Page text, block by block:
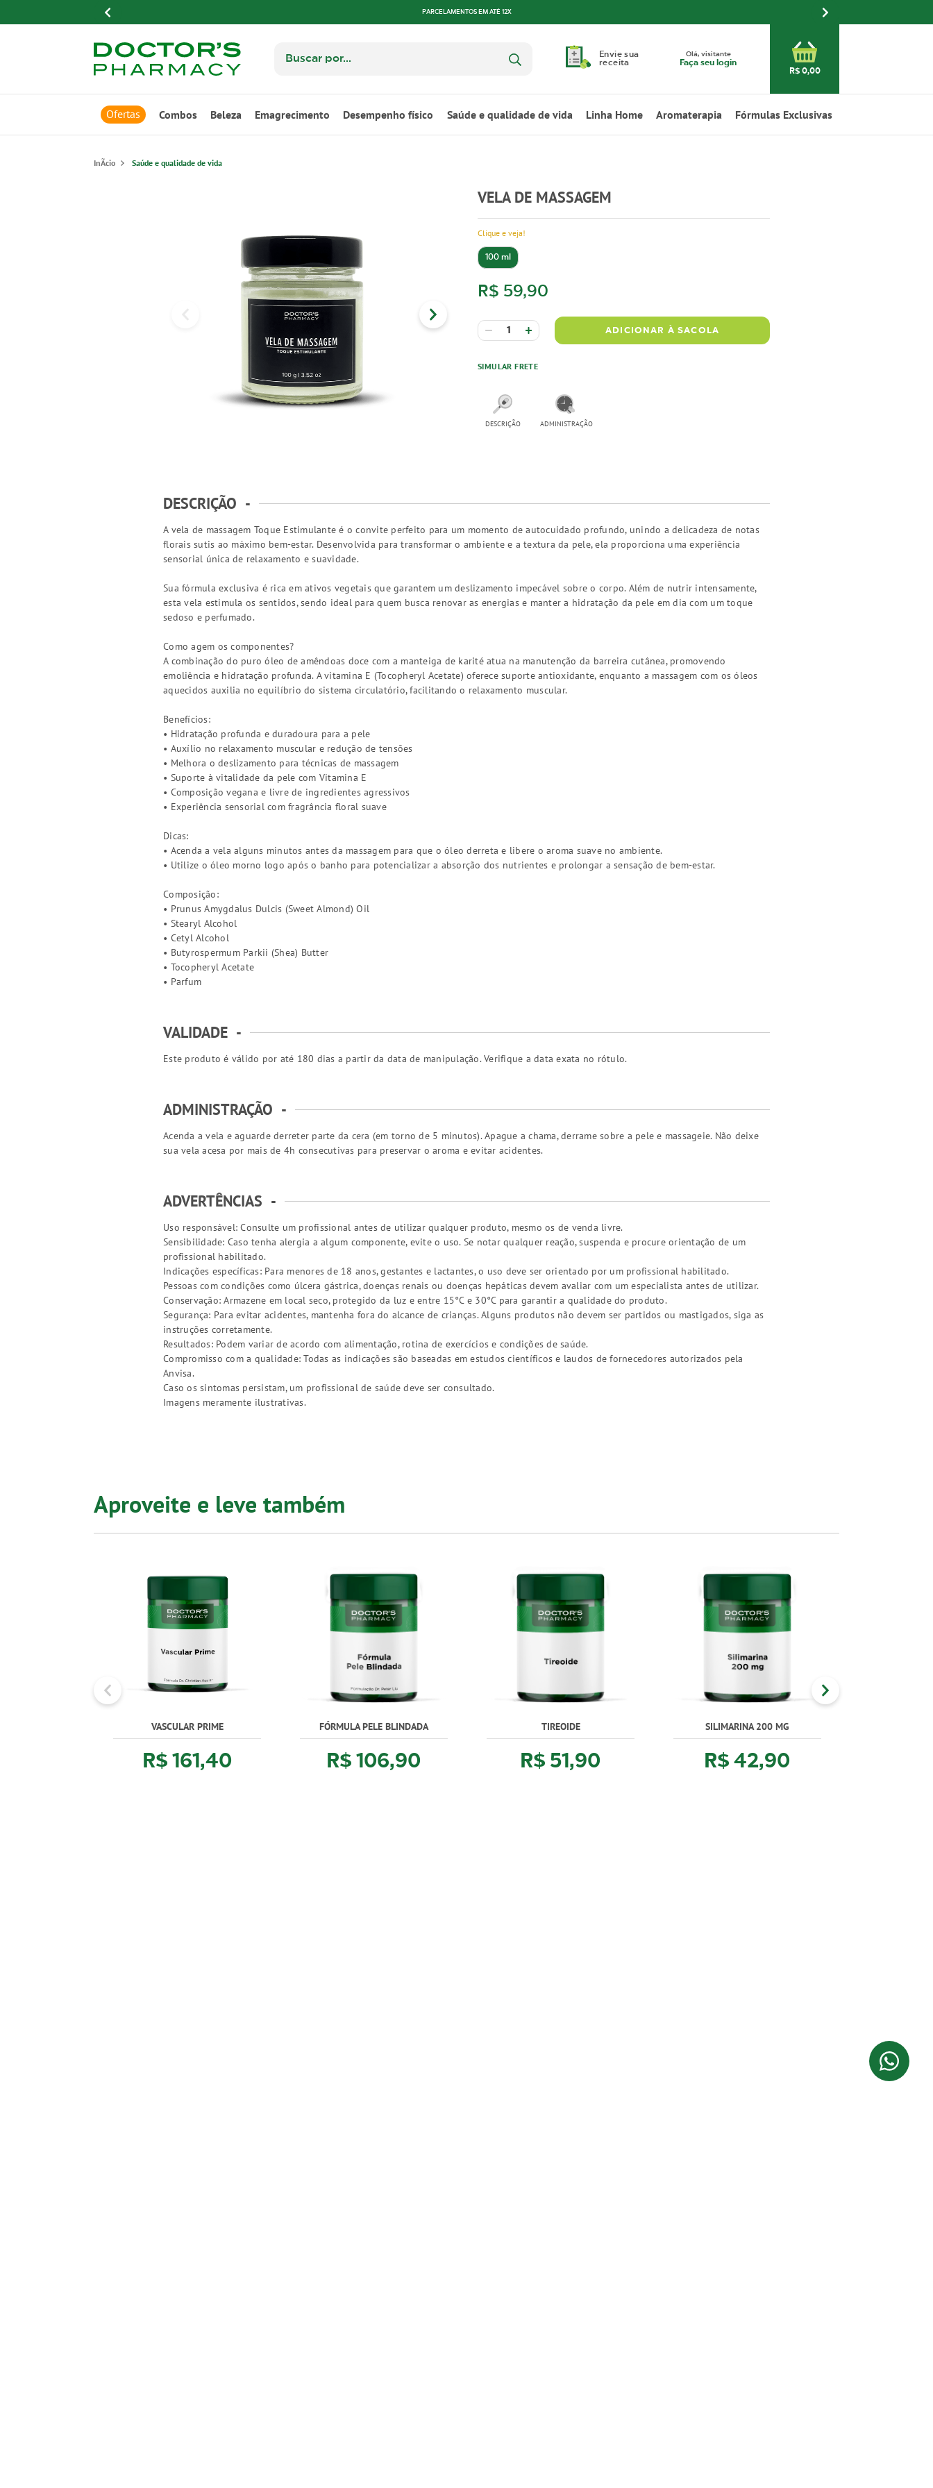
PARCELAMENTOS EM ATÉ 12X
Envie sua
receita
Olá, visitante
Faça seu login
R$ 0,00
Ofertas Combos Beleza Emagrecimento Desempenho físico Saúde e qualidade de vida Linha Home Aromaterapia Fórmulas Exclusivas
Saúde e qualidade de vida
VELA DE MASSAGEM
Clique e veja!
100 ml
R$ 59,90
ADICIONAR À SACOLA
SIMULAR FRETE
DESCRIÇÃO ADMINISTRAÇÃO
DESCRIÇÃO -
A vela de massagem Toque Estimulante é o convite perfeito para um momento de autocuidado profundo, unindo a delicadeza de notas
florais sutis ao máximo bem-estar. Desenvolvida para transformar o ambiente e a textura da pele, ela proporciona uma experiência
sensorial única de relaxamento e suavidade.
Sua fórmula exclusiva é rica em ativos vegetais que garantem um deslizamento impecável sobre o corpo. Além de nutrir intensamente,
esta vela estimula os sentidos, sendo ideal para quem busca renovar as energias e manter a hidratação da pele em dia com um toque
sedoso e perfumado.
Como agem os componentes?
A combinação do puro óleo de amêndoas doce com a manteiga de karité atua na manutenção da barreira cutânea, promovendo
emoliência e hidratação profunda. A vitamina E (Tocopheryl Acetate) oferece suporte antioxidante, enquanto a massagem com os óleos
aquecidos auxilia no equilíbrio do sistema circulatório, facilitando o relaxamento muscular.
Benefícios:
• Hidratação profunda e duradoura para a pele
• Auxílio no relaxamento muscular e redução de tensões
• Melhora o deslizamento para técnicas de massagem
• Suporte à vitalidade da pele com Vitamina E
• Composição vegana e livre de ingredientes agressivos
• Experiência sensorial com fragrância floral suave
Dicas:
• Acenda a vela alguns minutos antes da massagem para que o óleo derreta e libere o aroma suave no ambiente.
• Utilize o óleo morno logo após o banho para potencializar a absorção dos nutrientes e prolongar a sensação de bem-estar.
Composição:
• Prunus Amygdalus Dulcis (Sweet Almond) Oil
• Stearyl Alcohol
• Cetyl Alcohol
• Butyrospermum Parkii (Shea) Butter
• Tocopheryl Acetate
• Parfum
VALIDADE -
Este produto é válido por até 180 dias a partir da data de manipulação. Verifique a data exata no rótulo.
ADMINISTRAÇÃO -
Acenda a vela e aguarde derreter parte da cera (em torno de 5 minutos). Apague a chama, derrame sobre a pele e massageie. Não deixe
sua vela acesa por mais de 4h consecutivas para preservar o aroma e evitar acidentes.
ADVERTÊNCIAS -
Uso responsável: Consulte um profissional antes de utilizar qualquer produto, mesmo os de venda livre.
Sensibilidade: Caso tenha alergia a algum componente, evite o uso. Se notar qualquer reação, suspenda e procure orientação de um
profissional habilitado.
Indicações específicas: Para menores de 18 anos, gestantes e lactantes, o uso deve ser orientado por um profissional habilitado.
Pessoas com condições como úlcera gástrica, doenças renais ou doenças hepáticas devem avaliar com um especialista antes de utilizar.
Conservação: Armazene em local seco, protegido da luz e entre 15°C e 30°C para garantir a qualidade do produto.
Segurança: Para evitar acidentes, mantenha fora do alcance de crianças. Alguns produtos não devem ser partidos ou mastigados, siga as
instruções corretamente.
Resultados: Podem variar de acordo com alimentação, rotina de exercícios e condições de saúde.
Compromisso com a qualidade: Todas as indicações são baseadas em estudos científicos e laudos de fornecedores autorizados pela
Anvisa.
Caso os sintomas persistam, um profissional de saúde deve ser consultado.
Imagens meramente ilustrativas.
Aproveite e leve também
VASCULAR PRIME
R$ 161,40
FÓRMULA PELE BLINDADA
R$ 106,90
TIREOIDE
R$ 51,90
SILIMARINA 200 MG
R$ 42,90